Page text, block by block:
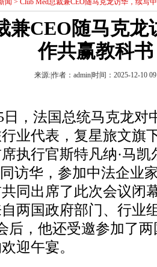
闻 > Club Med总裁兼CEO随马克龙访华，续写
兼CEO随马克龙
作共赢教科书
来源:|作者：admin|时间：2025-12-10
日，法国总统马克龙对
业代表，复星旅文旗
执行官斯特凡纳·马凯
访华，参加中法企业
同出席了此次会议闭
两国政府部门、行业
后，他还受邀参加了
迎午宴。